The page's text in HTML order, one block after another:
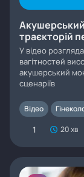
траєкторій
У відео
вагітностей
акушерський
сценаріїв
Відео
1 20 хв